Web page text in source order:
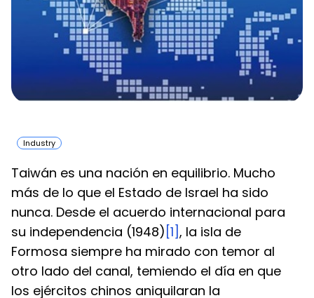
Industry
Taiwán es una nación en equilibrio. Mucho
más de lo que el Estado de Israel ha sido
nunca. Desde el acuerdo internacional para
su independencia (1948) [1], la isla de
Formosa siempre ha mirado con temor al
otro lado del canal, temiendo el día en que
los ejércitos chinos aniquilaran la